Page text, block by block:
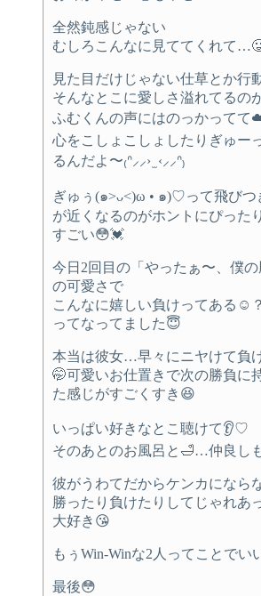
全然鈍感じゃない
むしろこんなに見ててくれて
見た目だけじゃない仕草とか行
そんなとこに愛しさ溢れてるの
ふむくんの声にはのっかって
心をこしょこしょしたりぎゅー
るんだよ〜₍ᐢ⸝⸝› ̫ ‹⸝⸝ᐢ₎
ぎゅぅ(๑>ᴗ<)ω • ๑)♡って飛びつ
が近くなるのがホントにぴった
すごい😳💓
今日2回目の「やったぁ〜、僕
の可愛さで
こんなに嬉しい負けってある☺️？
ってなってました😇
本当は彼女…早々にニヤけて負
🤭可愛いお仕置きで次の勝負に
た感じがすごくすき😆
いっぱい好きなとこ聴けて👂♡
そのあとのお風呂と🛁…仲良し
彼がうわてだからケンカになら
勝ったり負けたりしてじゃれあ
大好き😘
もぅWin-Winな2人ってことでい
最後😳